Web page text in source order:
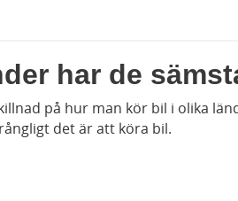
har de
på hur man kör bil i olika
det är att köra bil.